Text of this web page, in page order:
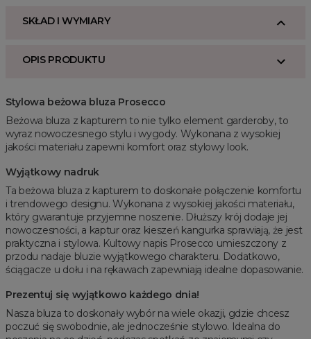
SKŁAD I WYMIARY
OPIS PRODUKTU
Stylowa beżowa bluza Prosecco
Beżowa bluza z kapturem to nie tylko element garderoby, to
wyraz nowoczesnego stylu i wygody. Wykonana z wysokiej
jakości materiału zapewni komfort oraz stylowy look.
Wyjątkowy nadruk
Ta beżowa bluza z kapturem to doskonałe połączenie komfortu
i trendowego designu. Wykonana z wysokiej jakości materiału,
który gwarantuje przyjemne noszenie. Dłuższy krój dodaje jej
nowoczesności, a kaptur oraz kieszeń kangurka sprawiają, że jest
praktyczna i stylowa. Kultowy napis Prosecco umieszczony z
przodu nadaje bluzie wyjątkowego charakteru. Dodatkowo,
ściągacze u dołu i na rękawach zapewniają idealne dopasowanie.
Prezentuj się wyjątkowo każdego dnia!
Nasza bluza to doskonały wybór na wiele okazji, gdzie chcesz
poczuć się swobodnie, ale jednocześnie stylowo. Idealna do